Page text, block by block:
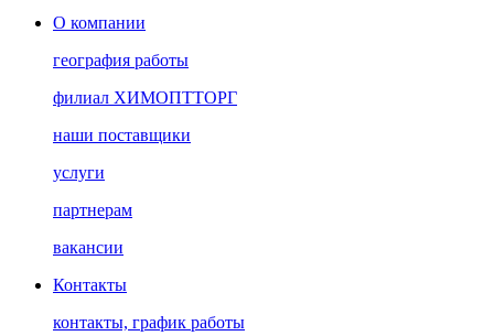
О компании
география работы
филиал ХИМОПТТОРГ
наши поставщики
услуги
партнерам
вакансии
Контакты
контакты, график работы